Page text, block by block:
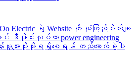
Oo Electric ရဲ့ Website ကို ယုံကြည်စိတ်ချ
ဇိုင်းလုပ်ကာ power engineering
ြန်းမှုများပိုမိုရရှိစေရန် တည်ဆောက်ခဲ့ပါ